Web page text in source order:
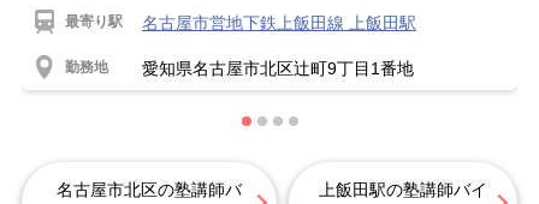
最寄り駅 名古屋市営地下鉄上飯田線 上飯田駅
勤務地 愛知県名古屋市北区辻町9丁目1番地
名古屋市北区の塾講師バ
上飯田駅の塾講師バイ